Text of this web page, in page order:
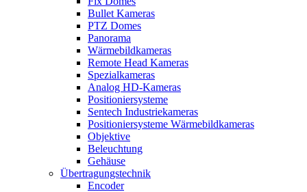
Bullet Kameras
PTZ Domes
Panorama
Wärmebildkameras
Remote Head Kameras
Spezialkameras
Analog HD-Kameras
Positioniersysteme
Sentech Industriekameras
Positioniersysteme Wärmebildkameras
Objektive
Beleuchtung
Gehäuse
Übertragungstechnik
Encoder